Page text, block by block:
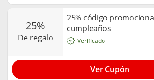
25%
de regalo
25% código
cumpleaños
Verificado
Ver Cupón